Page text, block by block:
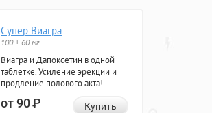
Супер Виагра
100 + 60 мг
Виагра и Дапоксетин в одной
таблетке. Усиление эрекции и
продление полового акта!
от 90Р Купить